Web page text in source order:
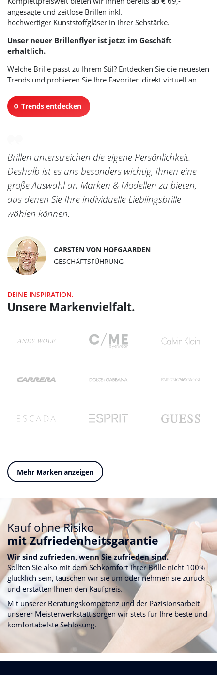
angesagte und zeitlose Brillen inkl.
hochwertiger Kunststoffgläser in Ihrer Sehstärke.
Unser neuer Brillenflyer ist jetzt im Geschäft
erhältlich.
Welche Brille passt zu Ihrem Stil? Entdecken Sie die neuesten
Trends und probieren Sie Ihre Favoriten direkt virtuell an.
Trends entdecken
Brillen unterstreichen die eigene Persönlichkeit.
Deshalb ist es uns besonders wichtig, Ihnen eine
große Auswahl an Marken & Modellen zu bieten,
aus denen Sie Ihre individuelle Lieblingsbrille
wählen können.
CARSTEN VON HOFGAARDEN
GESCHÄFTSFÜHRUNG
DEINE INSPIRATION.
Unsere Markenvielfalt.
Mehr Marken anzeigen
Kauf ohne Risiko
mit Zufriedenheitsgarantie
Wir sind zufrieden, wenn Sie zufrieden sind.
Sollten Sie also mit dem Sehkomfort Ihrer Brille nicht 100%
glücklich sein, tauschen wir sie um oder nehmen sie zurück
und erstatten Ihnen den Kaufpreis.
Mit unserer Beratungskompetenz und der Päzisionsarbeit
unserer Meisterwerkstatt sorgen wir stets für Ihre beste und
komfortabelste Sehlösung.